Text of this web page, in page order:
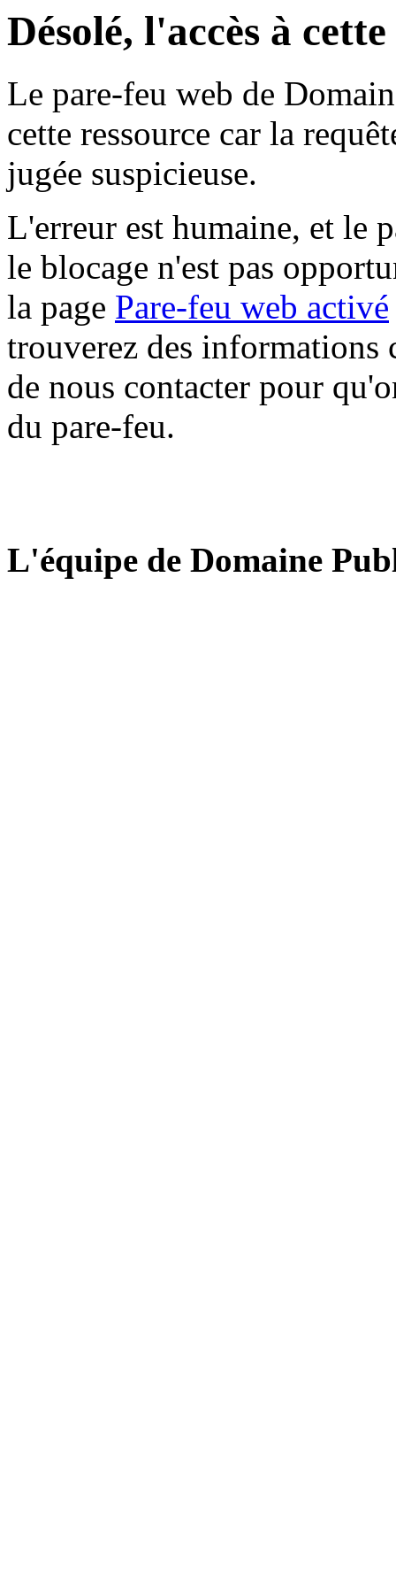
Désolé, l'accès à
Le pare-feu web de
cette ressource car la
jugée suspicieuse.
L'erreur est humaine, et le
le blocage n'est pas
la page Pare-feu web activé
trouverez des informations
de nous contacter pour
du pare-feu.
L'équipe de Domaine